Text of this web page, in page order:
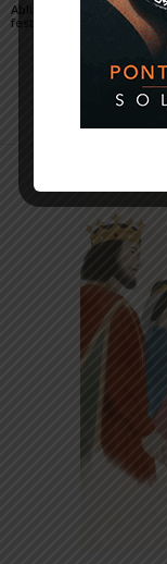
Ablitas abre el verano
festivo con sus peras